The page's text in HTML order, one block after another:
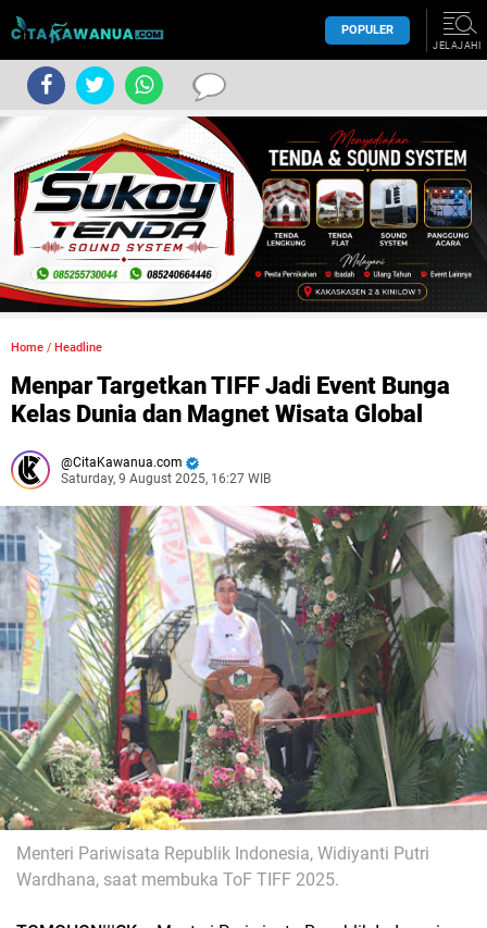
POPULER
JELAJAHI
Home / Headline
Menpar Targetkan TIFF Jadi Event Bunga
Kelas Dunia dan Magnet Wisata Global
CitaKawanua.com
Saturday, 9 August 2025, 16:27 WIB
Menteri Pariwisata Republik Indonesia, Widiyanti Putri
Wardhana, saat membuka ToF TIFF 2025.